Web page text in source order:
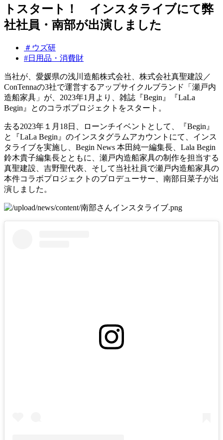
トスタート！ インスタライブにて弊
社社員・南部が出演しました
＃ウズ研
#日用品・消費財
当社が、愛媛県の浅川造船株式会社、株式会社真聖建設／
ConTennaの3社で運営するアップサイクルブランド「瀬戸内
造船家具」が、2023年1月より、雑誌『Begin』『LaLa
Begin』とのコラボプロジェクトをスタート。
去る2023年１月18日、ローンチイベントとして、『Begin』
と『LaLa Begin』のインスタグラムアカウントにて、インス
タライブを実施し、Begin News 本田純一編集長、Lala Begin
鈴木貴子編集長とともに、瀬戸内造船家具の制作を担当する
真聖建設、吉野聖代表、そして当社社員で瀬戸内造船家具の
本件コラボプロジェクトのプロデューサー、南部日菜子が出
演しました。